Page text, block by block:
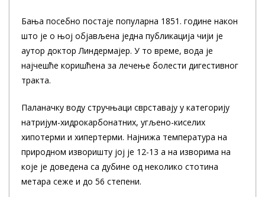
Бања посебно постаје популарна 1851. године након
што је о њој објављена једна публикација чији је
аутор доктор Линдермајер. У то време, вода је
најчешће коришћена за лечење болести дигестивног
тракта.
Паланачку воду стручњаци сврставају у категорију
натријум-хидрокарбонатних, угљено-киселих
хипотерми и хипертерми. Најнижа температура на
природном изворишту јој је 12-13 а на изворима на
које је доведена са дубине од неколико стотина
метара сеже и до 56 степени.